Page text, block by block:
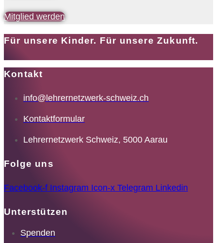
Mitglied werden
Für unsere Kinder. Für unsere Zukunft.
Kontakt
info@lehrernetzwerk-schweiz.ch
Kontaktformular
Lehrernetzwerk Schweiz, 5000 Aarau
Folge uns
Facebook-f Instagram Icon-x Telegram Linkedin
Unterstützen
Spenden